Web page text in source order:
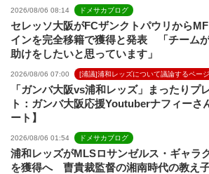
2026/08/06 08:14 ドメサカブログ
セレッソ大阪がFCザンクトパウリから
インを完全移籍で獲得と発表 「チーム
助けをしたいと思っています」
2026/08/06 07:00 [浦議]浦和レッズについて議論するページ
「ガンバ大阪vs浦和レッズ」まったりプ
ト：ガンバ大阪応援Youtuberナフィーさ
ート】
2026/08/06 01:54 ドメサカブログ
浦和レッズがMLSロサンゼルス・ギャラ
を獲得へ 曺貴裁監督の湘南時代の教え